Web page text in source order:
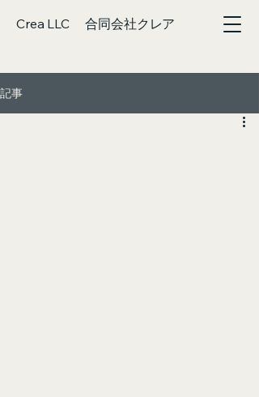
Crea LLC 合同会社クレア
記事